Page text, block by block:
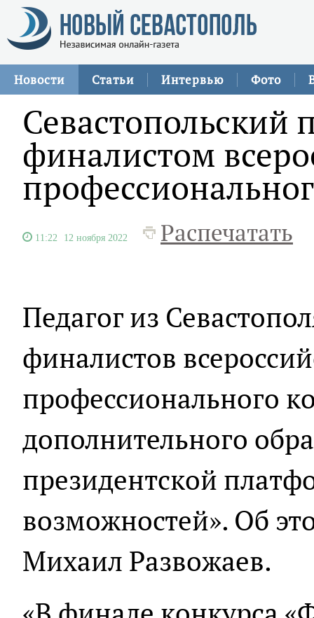
Новости Статьи Интервью Фото
Севастопольский
финалистом
11:22 12 ноября 2022 Распечатать
Педагог из
финалистов
профессионального
дополнительного
президентской
возможностей». Об
Михаил Развожаев.